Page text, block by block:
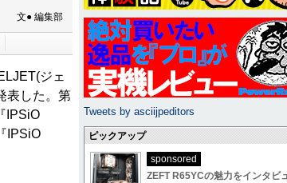
文● 編集部
ジェ
表した。第
IPSiO
IPSiO
Tweets by asciijpeditors
ピックアップ
sponsored
ZEFT R65YCの魅力をインタビ